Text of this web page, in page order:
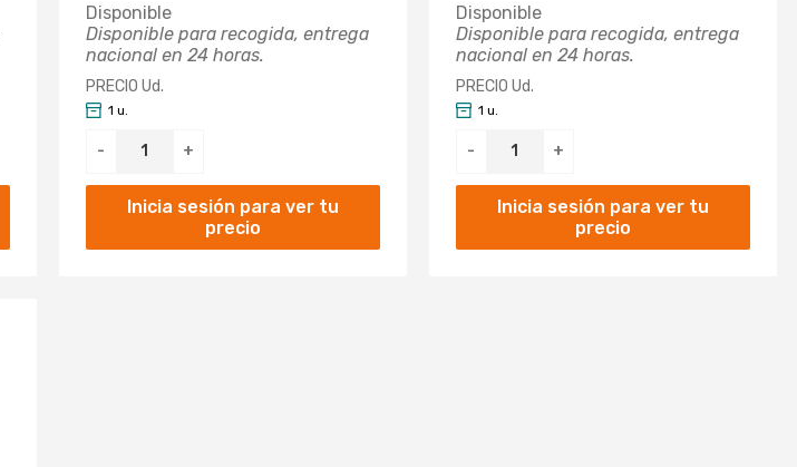
Disponible
Disponible para recogida, entrega
nacional en 24 horas.
PRECIO Ud.
- +
1 u.
Inicia sesión para ver tu
precio
Disponible
Disponible para recogida, entrega
nacional en 24 horas.
PRECIO Ud.
- +
1 u.
Inicia sesión para ver tu
precio